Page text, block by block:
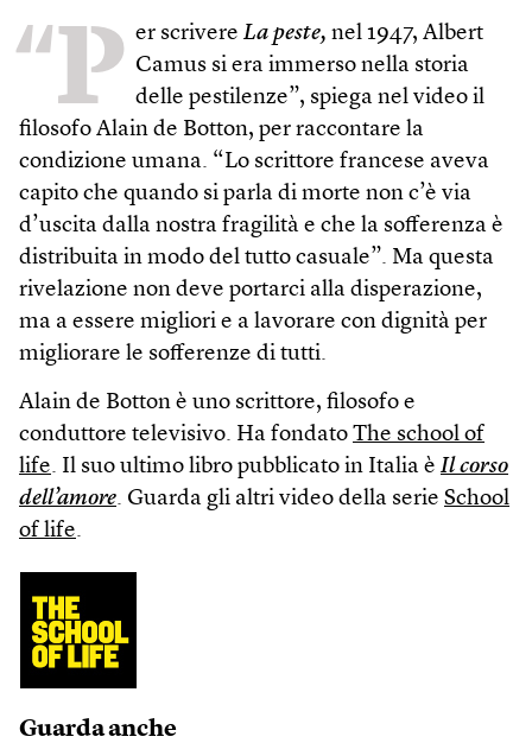
“P er scrivere La peste, nel 1947, Albert
Camus si era immerso nella storia
delle pestilenze”, spiega nel video il
filosofo Alain de Botton, per raccontare la
condizione umana. “Lo scrittore francese aveva
capito che quando si parla di morte non c’è via
d’uscita dalla nostra fragilità e che la sofferenza è
distribuita in modo del tutto casuale”. Ma questa
rivelazione non deve portarci alla disperazione,
ma a essere migliori e a lavorare con dignità per
migliorare le sofferenze di tutti.
Alain de Botton è uno scrittore, filosofo e
conduttore televisivo. Ha fondato The school of
life. Il suo ultimo libro pubblicato in Italia è Il corso
dell’amore. Guarda gli altri video della serie School
of life.
Guarda anche